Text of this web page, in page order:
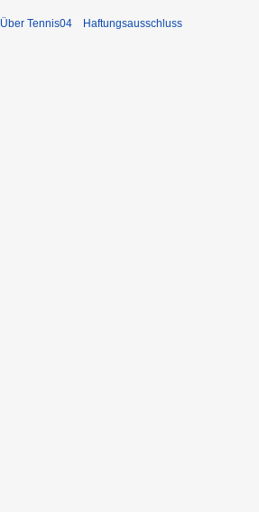
Über Tennis04 Haftungsausschluss